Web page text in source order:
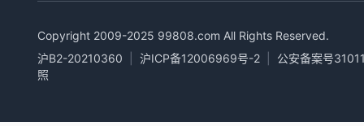
Copyright 2009-2025 99808.com All Rights Reserved.
沪B2-20210360
沪ICP备12006969号-2
公安备案号
照